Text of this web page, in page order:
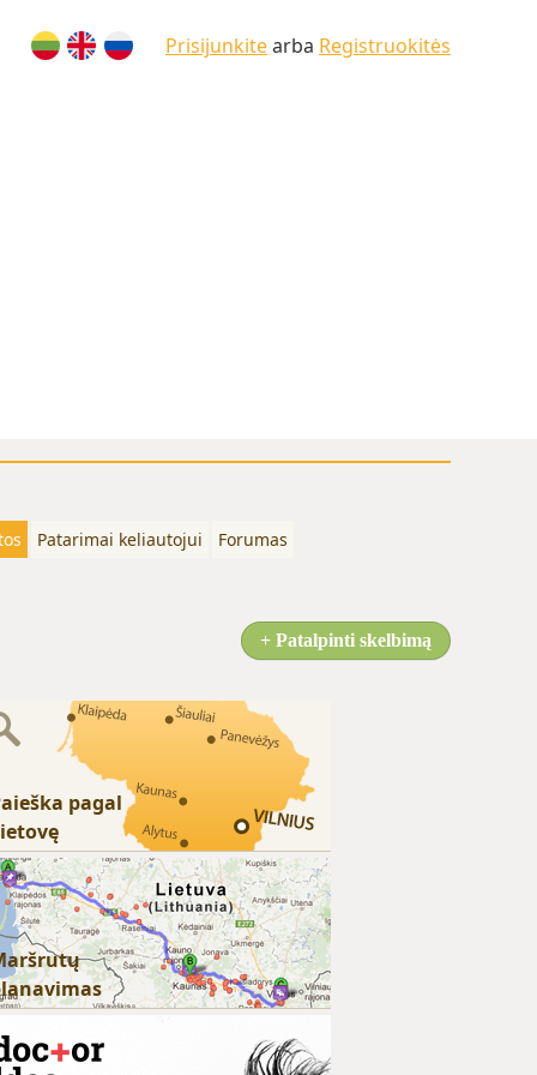
Prisijunkitearba Registruokitės
Patarimai keliautojui
Forumas
+ Patalpinti skelbimą
pagal